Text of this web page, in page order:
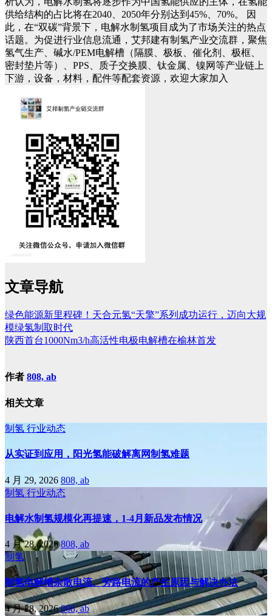
供给结构的占比将在2040、2050年分别达到45%、70%。
因
此，在“双碳”背景下，电解水制氢项目成为了市场关注的热点
话题。为促进行业信息流通，艾邦建有制氢产业交流群，聚焦
氢气生产、碱水/PEM电解槽（隔膜、极板、催化剂、极框、
密封垫片等）、PPS、质子交换膜、钛金属、镍网等产业链上
下游，设备，材料，配件等配套资源，欢迎大家加入
文章导航
绿色能源新里程碑！天合元氢“天擎”系列成功运行，迈向大规
模绿氢制取时代
陕西首台1000Nm3/h高活性电极电解槽在榆林首发
作者 808, ab
相关文章
制氢 行业动态
从实证到应用，阳光氢能破解离网制氢难题
4 月 29, 2026 808, ab
制氢 行业动态
电解水制氢规模化再提速，1-4月新品发布情况
4 月 28, 2026808, ab
制氢
制氢电解槽杂散电流、旁路电流的产生原因与解决办法
4 月 28, 2026808, ab